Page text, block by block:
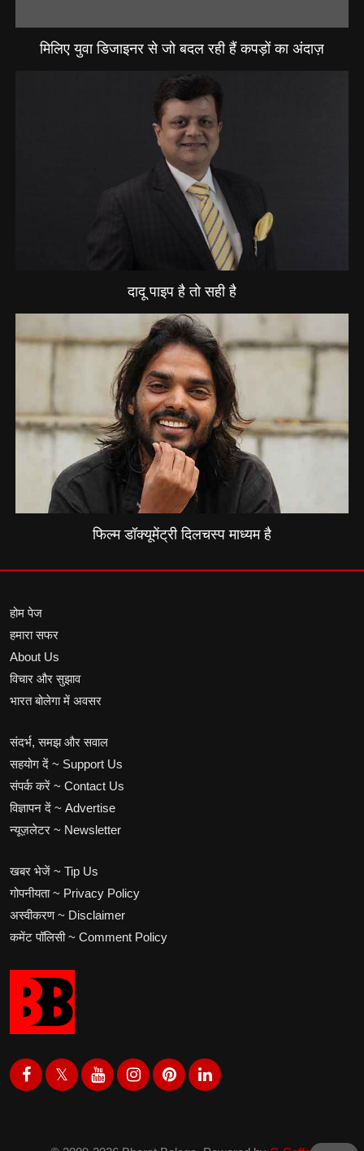
मिलिए युवा डिजाइनर से जो बदल रही हैं कपड़ों का अंदाज़
दादू पाइप है तो सही है
फिल्म डॉक्यूमेंट्री दिलचस्प माध्यम है
होम पेज
हमारा सफर
About Us
विचार और सुझाव
भारत बोलेगा में अवसर
संदर्भ, समझ और सवाल
सहयोग दें ~ Support Us
संपर्क करें ~ Contact Us
विज्ञापन दें ~ Advertise
न्यूज़लेटर ~ Newsletter
खबर भेजें ~ Tip Us
गोपनीयता ~ Privacy Policy
अस्वीकरण ~ Disclaimer
कमेंट पॉलिसी ~ Comment Policy